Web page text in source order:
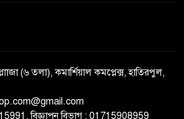
(৬ তলা), কমার্শিয়াল কমপ্লেক্স, হাতিরপুল,
বিজ্ঞাপন বিভাগ : 01715908959